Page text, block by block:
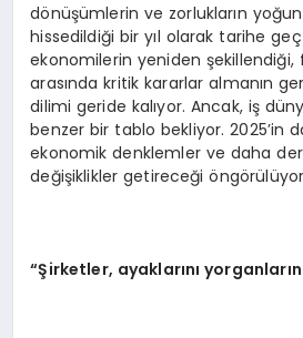
dönüşümlerin ve zorlukların
hissedildiği bir yıl olarak tarihe
ekonomilerin yeniden şekillendiği,
arasında kritik kararlar almanın
dilimi geride kalıyor. Ancak, iş
benzer bir tablo bekliyor. 2025’in
ekonomik denklemler ve daha
değişiklikler getireceği
“Şirketler, ayaklarını